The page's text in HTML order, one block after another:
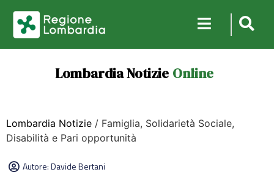
Lombardia Notizie Online
Lombardia Notizie / Famiglia, Solidarietà Sociale,
Disabilità e Pari opportunità
Autore:Davide Bertani